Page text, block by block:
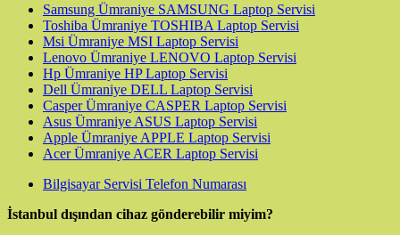
Samsung Ümraniye SAMSUNG Laptop Servisi
Toshiba Ümraniye TOSHIBA Laptop Servisi
Msi Ümraniye MSI Laptop Servisi
Lenovo Ümraniye LENOVO Laptop Servisi
Hp Ümraniye HP Laptop Servisi
Dell Ümraniye DELL Laptop Servisi
Casper Ümraniye CASPER Laptop Servisi
Asus Ümraniye ASUS Laptop Servisi
Apple Ümraniye APPLE Laptop Servisi
Acer Ümraniye ACER Laptop Servisi
Bilgisayar Servisi Telefon Numarası
İstanbul dışından cihaz gönderebilir miyim?